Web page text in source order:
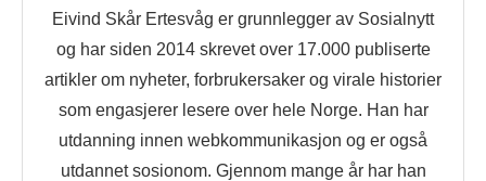
Eivind Skår Ertesvåg er grunnlegger av Sosialnytt
og har siden 2014 skrevet over 17.000 publiserte
artikler om nyheter, forbrukersaker og virale historier
som engasjerer lesere over hele Norge. Han har
utdanning innen webkommunikasjon og er også
utdannet sosionom. Gjennom mange år har han